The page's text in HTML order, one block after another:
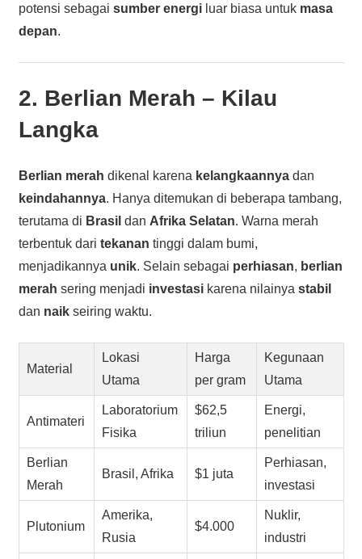
potensi sebagai sumber energiluar biasa untuk masa
depan.
2. Berlian Merah – Kilau
Langka
Berlian merah dikenal karena kelangkaannyadan
keindahannya. Hanya ditemukan di beberapa tambang,
terutama di Brasil dan Afrika Selatan. Warna merah
terbentuk dari tekanan tinggi dalam bumi,
menjadikannya unik. Selain sebagai perhiasan, berlian
merah sering menjadi investasikarena nilainya stabil
dan naikseiring waktu.
Material
Lokasi
Utama
Harga
per gram
Kegunaan
Utama
Antimateri
Laboratorium
Fisika
$62,5
triliun
Energi,
penelitian
Berlian
Merah
Brasil, Afrika $1 juta
Perhiasan,
investasi
Plutonium
Amerika,
Rusia
$4.000
Nuklir,
industri